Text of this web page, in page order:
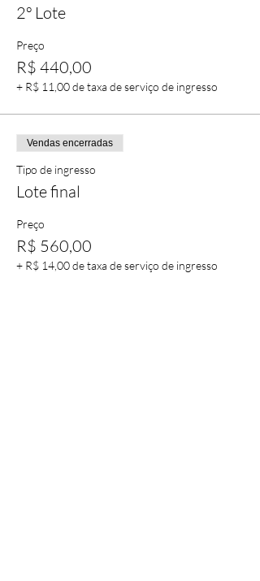
2º Lote
Preço
R$ 440,00
+ R$ 11,00 de taxa de serviço de ingresso
Vendas encerradas
Tipo de ingresso
Lote final
Preço
R$ 560,00
+ R$ 14,00 de taxa de serviço de ingresso